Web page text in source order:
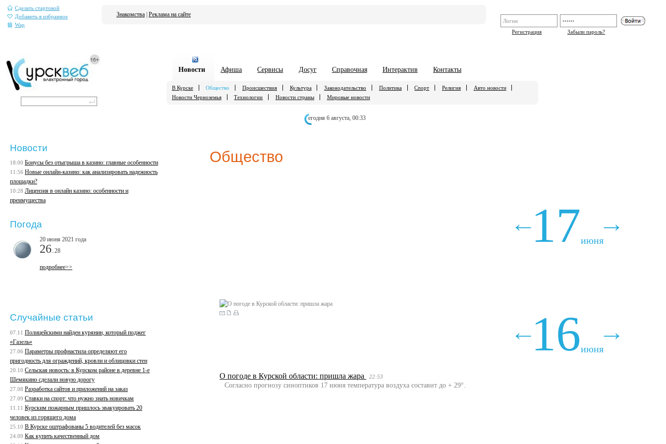
Сделать стартовой
Добавить в избранное
Wap
Регистрация
Забыли пароль?
Знакомства Реклама на сайте
Новости Афиша Сервисы Досуг Справочная Интерактив Контакты
В Курске Общество Происшествия Культура Законодательство Политика Спорт Религия
Авто новости
Новости Черноземья
Технологии Новости страны Мировые новости
егодня 6 августа, 00:33
Общество
июня
17
июня
16
О погоде в Курской области: пришла жара 22:53
Согласно прогнозу синоптиков 17 июня температура воздуха составит до + 29°.
Новости
18:00 Бонусы без отыгрыша в казино: главные особенности
11:56 Новые онлайн-казино: как анализировать надежность
площадки?
10:28 Лицензия в онлайн казино: особенности и
преимущества
Погода
20 июня 2021 года
26 ..28
подробнее>>
Случайные статьи
07.11 Полицейскими найден курянин, который поджег
«Газель»
27.06 Параметры профнастила определяют его
пригодность для ограждений, кровли и облицовки стен
20.10 Сельская новость: в Курском районе в деревне 1-е
Шемякино сделали новую дорогу
27.08 Разработка сайтов и приложений на заказ
27.09 Ставки на спорт: что нужно знать новичкам
11.11 Курским пожарным пришлось эвакуировать 20
человек из горящего дома
25.10 В Курске оштрафованы 5 водителей без масок
24.09 Как купить качественный дом